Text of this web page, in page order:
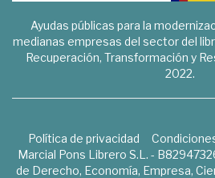
Ayudas públicas para la
medianas empresas del sector del
Recuperación, Transformación y
2022.
Política de privacidad
Marcial Pons Librero S.L. -
de Derecho, Economía, Empresa,